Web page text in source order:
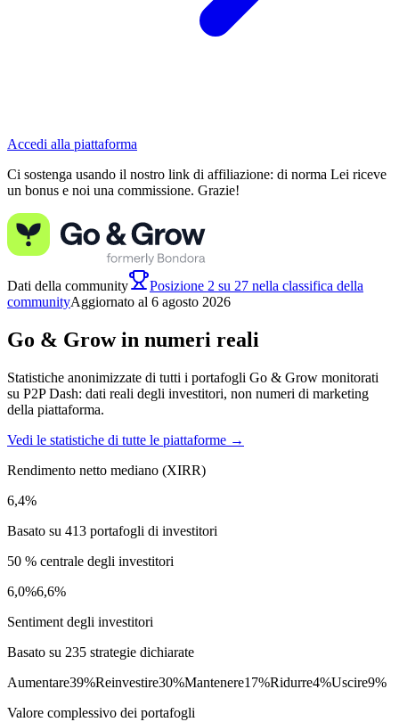
Accedi alla piattaforma
Ci sostenga usando il nostro link di affiliazione: di norma Lei riceve
un bonus e noi una commissione. Grazie!
Dati della community
Posizione 2 su 27 nella classifica della
communityAggiornato al 6 agosto 2026
Go & Grow in numeri reali
Statistiche anonimizzate di tutti i portafogli Go & Grow monitorati
su P2P Dash: dati reali degli investitori, non numeri di marketing
della piattaforma.
Vedi le statistiche di tutte le piattaforme →
Rendimento netto mediano (XIRR)
6,4%
Basato su 413 portafogli di investitori
50 % centrale degli investitori
6,0%6,6%
Sentiment degli investitori
Basato su 235 strategie dichiarate
Aumentare39%Reinvestire30%Mantenere17%Ridurre4%Uscire9%
Valore complessivo dei portafogli